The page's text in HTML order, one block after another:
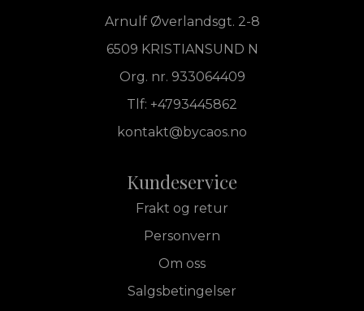
Arnulf Øverlandsgt. 2-8
6509 KRISTIANSUND N
Org. nr. 933064409
Tlf: +4793445862
kontakt@bycaos.no
Kundeservice
Frakt og retur
Personvern
Om oss
Salgsbetingelser